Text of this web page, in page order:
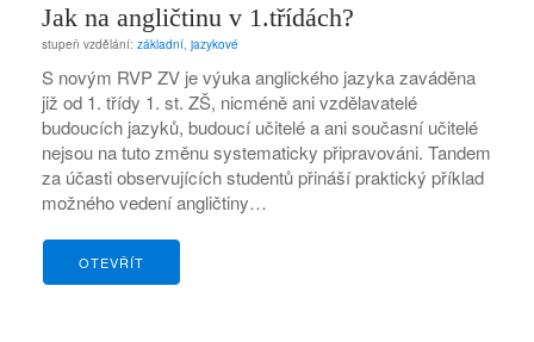
Jak na angličtinu v 1.třídách?
stupeň vzdělání: základní jazykové
S novým RVP ZV je výuka anglického jazyka zaváděna
již od 1. třídy 1. st. ZŠ, nicméně ani vzdělavatelé
budoucích jazyků, budoucí učitelé a ani současní učitelé
nejsou na tuto změnu systematicky připravováni. Tandem
za účasti observujících studentů přináší praktický příklad
možného vedení angličtiny…
OTEVŘÍT